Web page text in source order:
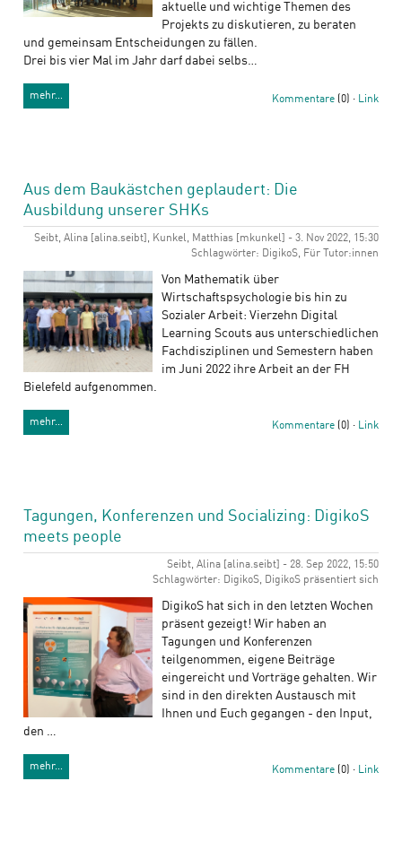
aktuelle und wichtige Themen des
Projekts zu diskutieren, zu beraten
und gemeinsam Entscheidungen zu fällen.
Drei bis vier Mal im Jahr darf dabei selbs…
mehr… Kommentare (0) · Link
Aus dem Baukästchen geplaudert: Die
Ausbildung unserer SHKs
Seibt, Alina [alina.seibt], Kunkel, Matthias [mkunkel] - 3. Nov 2022, 15:30
Schlagwörter: DigikoS, Für Tutor:innen
Von Mathematik über
Wirtschaftspsychologie bis hin zu
Sozialer Arbeit: Vierzehn Digital
Learning Scouts aus unterschiedlichen
Fachdisziplinen und Semestern haben
im Juni 2022 ihre Arbeit an der FH
Bielefeld aufgenommen.
mehr… Kommentare (0) · Link
Tagungen, Konferenzen und Socializing: DigikoS
meets people
Seibt, Alina [alina.seibt] - 28. Sep 2022, 15:50
Schlagwörter: DigikoS, DigikoS präsentiert sich
DigikoS hat sich in den letzten Wochen
präsent gezeigt! Wir haben an
Tagungen und Konferenzen
teilgenommen, eigene Beiträge
eingereicht und Vorträge gehalten. Wir
sind in den direkten Austausch mit
Ihnen und Euch gegangen - den Input,
den …
mehr… Kommentare (0) · Link